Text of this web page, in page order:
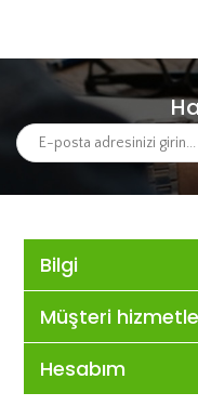
Bilgi
Müşteri
Hesabım